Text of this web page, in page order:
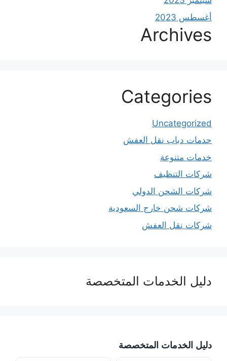
أغسطس 2023
Archives
Categories
Uncategorized
حدمات دباب نقل العفش
خدمات متنوعة
شركات التنظيف
شركات الشحن الدولي
شركات شحن خارج السعودية
شركات نقل العفش
دليل الخدمات المتخصصة
دليل الخدمات المتخصصة